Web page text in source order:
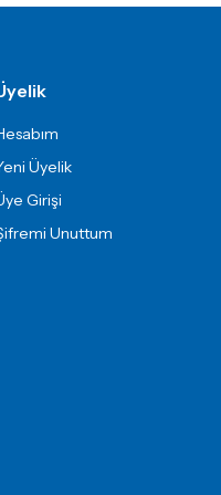
Üyelik
Girişi
Unuttum